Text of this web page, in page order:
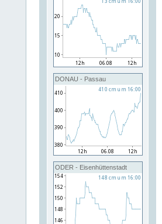
DONAU - Passau
ODER - Eisenhüttenstadt